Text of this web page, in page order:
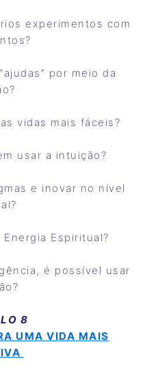
experimentos com
por meio da
vidas mais fáceis?
usar a intuição?
e inovar no nível
Espiritual?
é possível usar
8
UMA VIDA MAIS